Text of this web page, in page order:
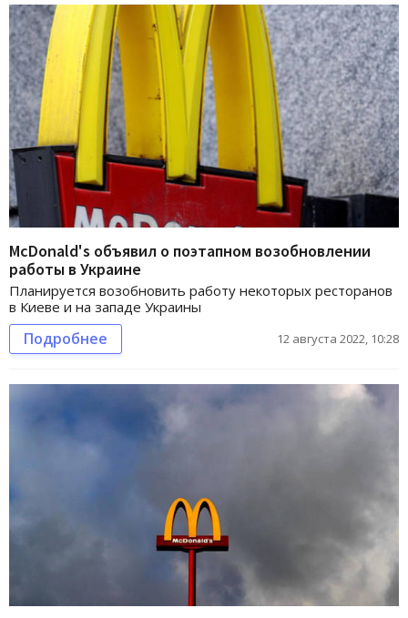
McDonald's объявил о поэтапном возобновлении
работы в Украине
Планируется возобновить работу некоторых ресторанов
в Киеве и на западе Украины
Подробнее 12 августа 2022, 10:28